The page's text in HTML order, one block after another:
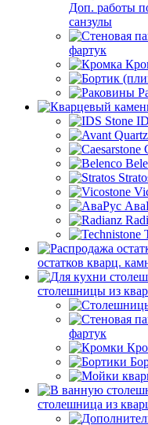
Доп. работы
санзулы
фартук
остатков кварц.
столешницы из
фартук
столешница из